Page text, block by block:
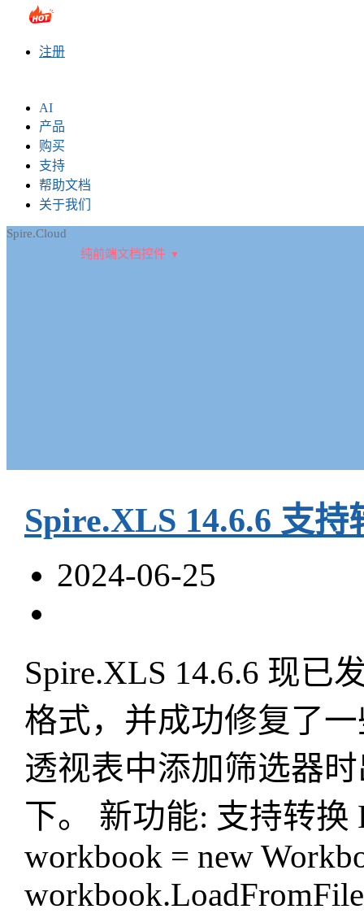
sales@e-iceblue.com
注册
AI
产品
购买
支持
帮助文档
关于我们
Spire.Cloud
纯前端文档控件
Spire.XLS 14.6.6 支
2024-06-25
Spire.XLS 14.6.6 现已
格式，并成功修复了
透视表中添加筛选器
下。 新功能: 支持转
workbook = new